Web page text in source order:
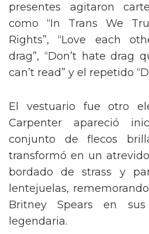
presentes agitaron
como “In Trans We
Rights”, “Love each
drag”, “Don’t hate drag
can’t read” y el repetido
El vestuario fue otro
Carpenter apareció
conjunto de flecos
transformó en un
bordado de strass y
lentejuelas,
Britney Spears en
legendaria.